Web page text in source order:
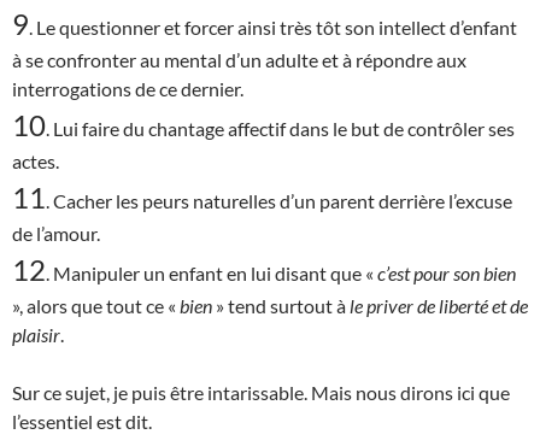
9 . Le questionner et forcer ainsi très tôt son intellect d’enfant
à se confronter au mental d’un adulte et à répondre aux
interrogations de ce dernier.
10 . Lui faire du chantage affectif dans le but de contrôler ses
actes.
11 . Cacher les peurs naturelles d’un parent derrière l’excuse
de l’amour.
12 . Manipuler un enfant en lui disant que « c’estpour son bien
», alors que tout ce « bien » tend surtout à le priver de liberté et de
plaisir
Sur ce sujet, je puis être intarissable. Mais nous dirons ici que
l’essentiel est dit.